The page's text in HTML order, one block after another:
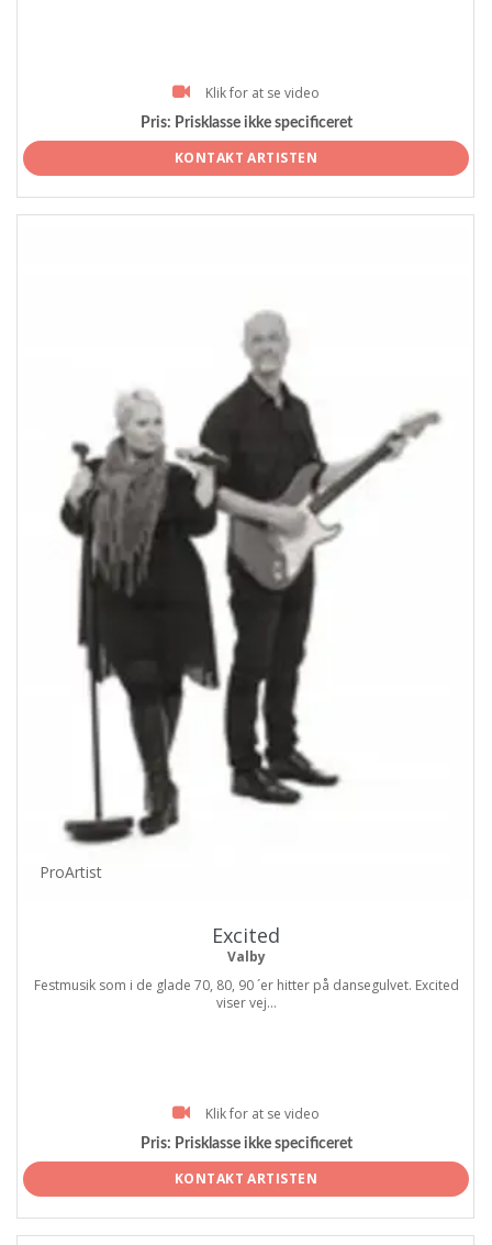
Klik for at se video
Pris: Prisklasse ikke specificeret
KONTAKT ARTISTEN
ProArtist
Excited
Valby
Festmusik som i de glade 70, 80, 90 ´er hitter på dansegulvet. Excited
viser vej...
Klik for at se video
Pris: Prisklasse ikke specificeret
KONTAKT ARTISTEN